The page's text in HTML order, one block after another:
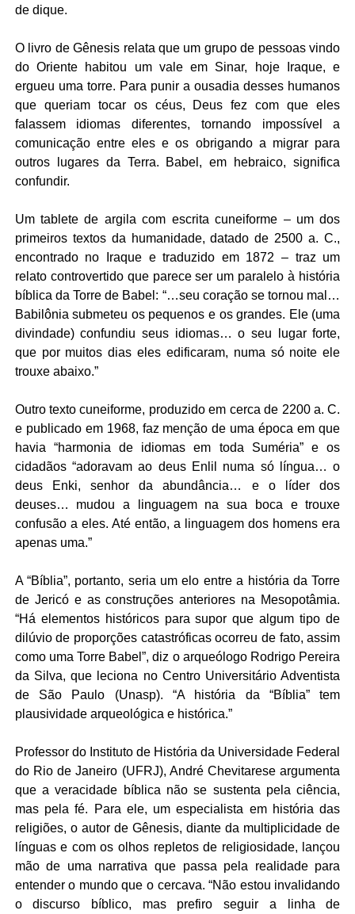
de dique.
O livro de Gênesis relata que um grupo de pessoas vindo
do Oriente habitou um vale em Sinar, hoje Iraque, e
ergueu uma torre. Para punir a ousadia desses humanos
que queriam tocar os céus, Deus fez com que eles
falassem idiomas diferentes, tornando impossível a
comunicação entre eles e os obrigando a migrar para
outros lugares da Terra. Babel, em hebraico, significa
confundir.
Um tablete de argila com escrita cuneiforme – um dos
primeiros textos da humanidade, datado de 2500 a. C.,
encontrado no Iraque e traduzido em 1872 – traz um
relato controvertido que parece ser um paralelo à história
bíblica da Torre de Babel: “…seu coração se tornou mal…
Babilônia submeteu os pequenos e os grandes. Ele (uma
divindade) confundiu seus idiomas… o seu lugar forte,
que por muitos dias eles edificaram, numa só noite ele
trouxe abaixo.”
Outro texto cuneiforme, produzido em cerca de 2200 a. C.
e publicado em 1968, faz menção de uma época em que
havia “harmonia de idiomas em toda Suméria” e os
cidadãos “adoravam ao deus Enlil numa só língua… o
deus Enki, senhor da abundância… e o líder dos
deuses… mudou a linguagem na sua boca e trouxe
confusão a eles. Até então, a linguagem dos homens era
apenas uma.”
A “Bíblia”, portanto, seria um elo entre a história da Torre
de Jericó e as construções anteriores na Mesopotâmia.
“Há elementos históricos para supor que algum tipo de
dilúvio de proporções catastróficas ocorreu de fato, assim
como uma Torre Babel”, diz o arqueólogo Rodrigo Pereira
da Silva, que leciona no Centro Universitário Adventista
de São Paulo (Unasp). “A história da “Bíblia” tem
plausividade arqueológica e histórica.”
Professor do Instituto de História da Universidade Federal
do Rio de Janeiro (UFRJ), André Chevitarese argumenta
que a veracidade bíblica não se sustenta pela ciência,
mas pela fé. Para ele, um especialista em história das
religiões, o autor de Gênesis, diante da multiplicidade de
línguas e com os olhos repletos de religiosidade, lançou
mão de uma narrativa que passa pela realidade para
entender o mundo que o cercava. “Não estou invalidando
o discurso bíblico, mas prefiro seguir a linha de